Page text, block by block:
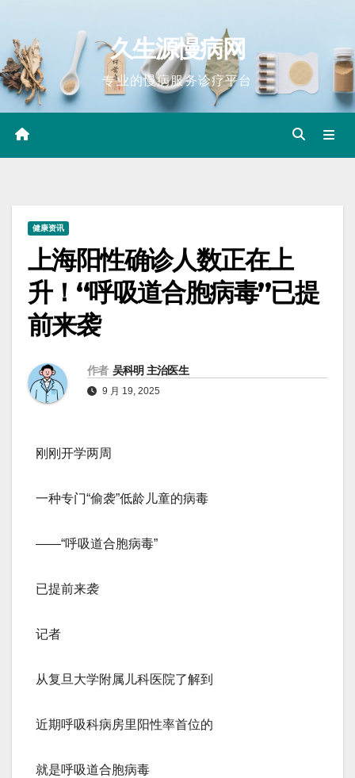
content
久生源慢病网
专业的慢病服务诊疗平台
健康资讯
上海阳性确诊人数正在上
升！“呼吸道合胞病毒”已提
前来袭
作者 吴科明 主治医生
9 月 19, 2025
刚刚开学两周
一种专门“偷袭”低龄儿童的病毒
——“呼吸道合胞病毒”
已提前来袭
记者
从复旦大学附属儿科医院了解到
近期呼吸科病房里阳性率首位的
就是呼吸道合胞病毒